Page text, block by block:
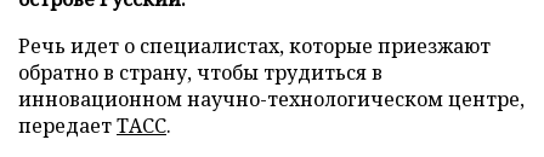
Речь идет о специалистах, которые приезжают
обратно в страну, чтобы трудиться в
инновационном научно-технологическом центре,
передаетТАСС.